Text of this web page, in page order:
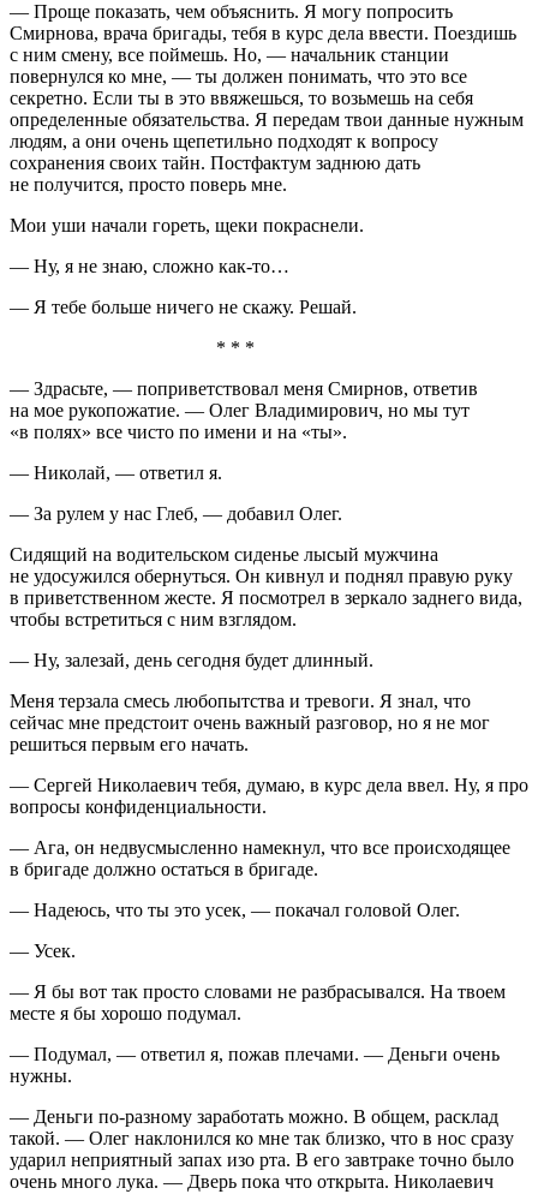
— Проще показать, чем объяснить. Я могу попросить
Смирнова, врача бригады, тебя в курс дела ввести. Поездишь
с ним смену, все поймешь. Но, — начальник станции
повернулся ко мне, — ты должен понимать, что это все
секретно. Если ты в это ввяжешься, то возьмешь на себя
определенные обязательства. Я передам твои данные нужным
людям, а они очень щепетильно подходят к вопросу
сохранения своих тайн. Постфактум заднюю дать
не получится, просто поверь мне.
Мои уши начали гореть, щеки покраснели.
— Ну, я не знаю, сложно как-то…
— Я тебе больше ничего не скажу. Решай.
* * *
— Здрасьте, — поприветствовал меня Смирнов, ответив
на мое рукопожатие. — Олег Владимирович, но мы тут
«в полях» все чисто по имени и на «ты».
— Николай, — ответил я.
— За рулем у нас Глеб, — добавил Олег.
Сидящий на водительском сиденье лысый мужчина
не удосужился обернуться. Он кивнул и поднял правую руку
в приветственном жесте. Я посмотрел в зеркало заднего вида,
чтобы встретиться с ним взглядом.
— Ну, залезай, день сегодня будет длинный.
Меня терзала смесь любопытства и тревоги. Я знал, что
сейчас мне предстоит очень важный разговор, но я не мог
решиться первым его начать.
— Сергей Николаевич тебя, думаю, в курс дела ввел. Ну, я про
вопросы конфиденциальности.
— Ага, он недвусмысленно намекнул, что все происходящее
в бригаде должно остаться в бригаде.
— Надеюсь, что ты это усек, — покачал головой Олег.
— Усек.
— Я бы вот так просто словами не разбрасывался. На твоем
месте я бы хорошо подумал.
— Подумал, — ответил я, пожав плечами. — Деньги очень
нужны.
— Деньги по-разному заработать можно. В общем, расклад
такой. — Олег наклонился ко мне так близко, что в нос сразу
ударил неприятный запах изо рта. В его завтраке точно было
очень много лука. — Дверь пока что открыта. Николаевич